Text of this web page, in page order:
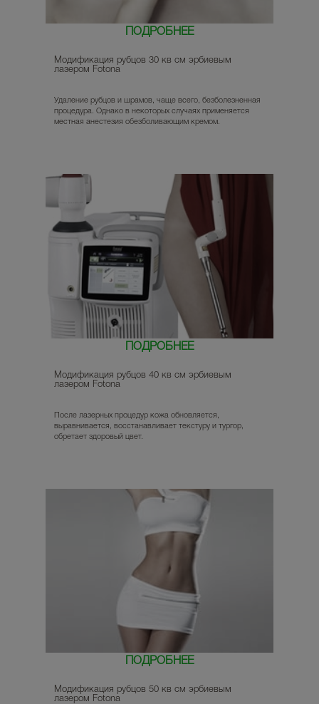
ПОДРОБНЕЕ
Модификация рубцов 30 кв см эрбиевым
лазером Fotona
Удаление рубцов и шрамов, чаще всего, безболезненная
процедура. Однако в некоторых случаях применяется
местная анестезия обезболивающим кремом.
ПОДРОБНЕЕ
Модификация рубцов 40 кв см эрбиевым
лазером Fotona
После лазерных процедур кожа обновляется,
выравнивается, восстанавливает текстуру и тургор,
обретает здоровый цвет.
ПОДРОБНЕЕ
Модификация рубцов 50 кв см эрбиевым
лазером Fotona